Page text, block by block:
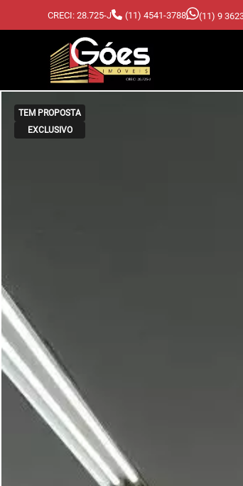
CRECI: 28.725-J (11) 4541-3788 (11) 9
TEM PROPOSTA
EXCLUSIVO